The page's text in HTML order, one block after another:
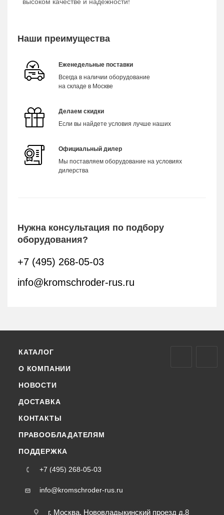
Наши преимущества
Еженедельные поставки
Всегда в наличии оборудование
на складе в Москве
Делаем скидки
Если вы найдете условия лучше наших
Официальный дилер
Мы поставляем оборудование на условиях
дилерства
Нужна консультация по подбору
оборудования?
+7 (495) 268-05-03
info@kromschroder-rus.ru
КАТАЛОГ
О КОМПАНИИ
НОВОСТИ
ДОСТАВКА
КОНТАКТЫ
ПРАВООБЛАДАТЕЛЯМ
ПОДДЕРЖКА
+7 (495) 268-05-03
info@kromschroder-rus.ru
г. Москва, Нововладыкинский проезд д.8